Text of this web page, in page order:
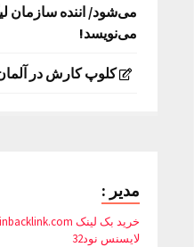
می‌شود/ اننده سازمان
می‌نویسد!
کلوپ کارش در
مدیر :
خرید بک لینک behtarinbacklink.com
لایسنس نود32